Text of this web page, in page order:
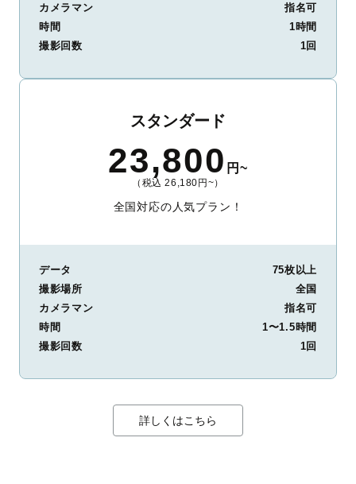
カメラマン
指名可
時間
1時間
撮影回数
1回
スタンダード
23,800 円~
（税込 26,180円~）
全国対応の人気プラン！
データ
75枚以上
撮影場所
全国
カメラマン
指名可
時間
1〜1.5時間
撮影回数
1回
詳しくはこちら